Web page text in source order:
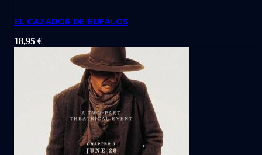
EL CAZADOR DE BUFALOS
18,95 €